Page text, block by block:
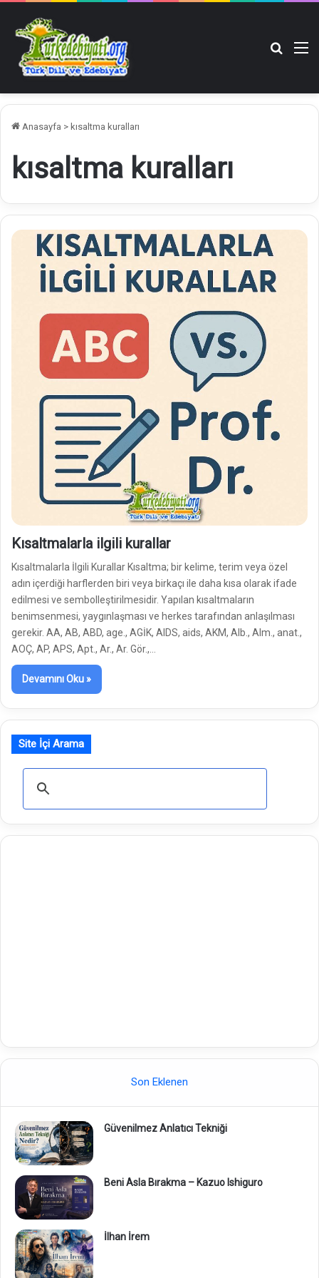
Anasayfa > kısaltma kuralları
kısaltma kuralları
Kısaltmalarla ilgili kurallar
Kısaltmalarla İlgili Kurallar Kısaltma; bir kelime, terim veya özel
adın içerdiği harflerden biri veya birkaçı ile daha kısa olarak ifade
edilmesi ve sembolleştirilmesidir. Yapılan kısaltmaların
benimsenmesi, yaygınlaşması ve herkes tarafından anlaşılması
gerekir. AA, AB, ABD, age., AGİK, AIDS, aids, AKM, Alb., Alm., anat.,
AOÇ, AP, APS, Apt., Ar., Ar. Gör.,…
Devamını Oku »
Site İçi Arama
Son Eklenen
Güvenilmez Anlatıcı Tekniği
Beni Asla Bırakma – Kazuo Ishiguro
İlhan İrem